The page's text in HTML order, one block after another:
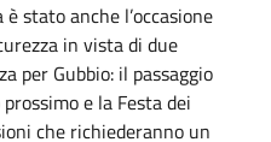
stato anche l’occasione
in vista di due
per Gubbio: il passaggio
e la Festa dei
che richiederanno un